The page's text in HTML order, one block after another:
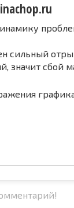
сильный
значит сбой